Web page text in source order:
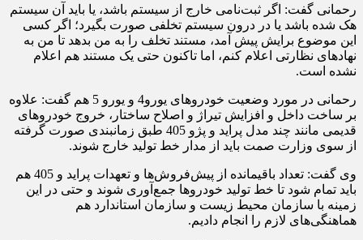
رحمانی گفت: اگر ثبت‌نامی خارج از سیستم باشد، یا باید آن سیستم
هک شده باشد یا در درون سیستم تخلفی صورت بگیرد؛ اگر کسی
این موضوع برایش پیش آمد، مستند تخلف را به من بدهد تا من به
نهادهای نظارتی اعلام کنم، اما تاکنون حتی یک مستند هم اعلام
نشده است.
رحمانی در مورد وضعیت خودروهای یورو4 و یورو 5 هم گفت: علاوه
بر ساخت داخل و افزایش تیراژ و اصلاح ساختار، خروج خودروهای
قدیمی مانند چند مدل پراید و پژو 405 طبق زمانبندی صورت گرفته
از سوی وزارت صمت باید از مدار خط تولید خارج شوند.
وی گفت: تعداد باقیمانده از پیش‌فروش‌ها و تعهدات پراید
و 405 هم
باید تمام شود تا خط تولید خودروها جمع‌آوری شوند و حتی در این
زمینه با سازمان محیط زیست و سازمان استاندارد هم
هماهنگی‌های لازم را انجام دادیم.